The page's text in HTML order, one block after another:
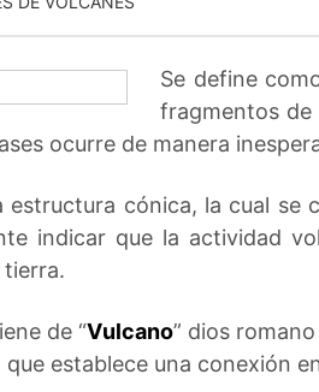
Se define
fragmentos de
ocurre de manera
estructura cónica, la cual
indicar que la actividad
tierra.
de “Vulcano” dios
establece una conexión